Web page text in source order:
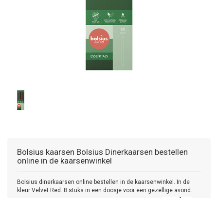
Bolsius kaarsen Bolsius Dinerkaarsen bestellen
online in de kaarsenwinkel
Bolsius dinerkaarsen online bestellen in de kaarsenwinkel. In de
kleur Velvet Red. 8 stuks in een doosje voor een gezellige avond.